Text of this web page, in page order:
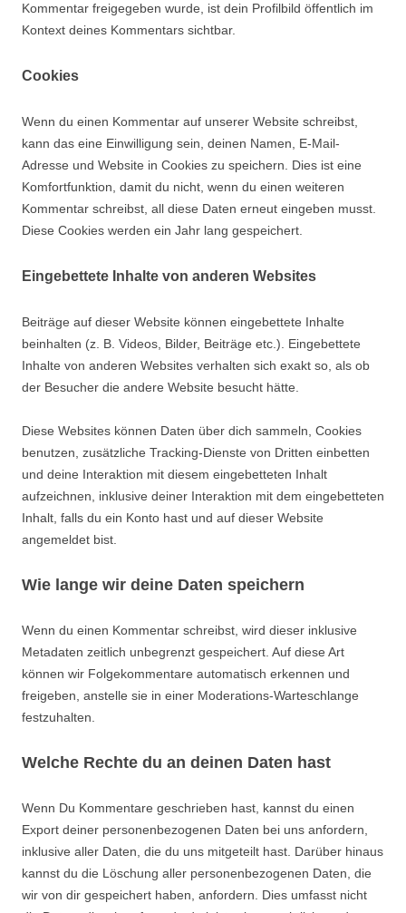
Kommentar freigegeben wurde, ist dein Profilbild öffentlich im
Kontext deines Kommentars sichtbar.
Cookies
Wenn du einen Kommentar auf unserer Website schreibst,
kann das eine Einwilligung sein, deinen Namen, E-Mail-
Adresse und Website in Cookies zu speichern. Dies ist eine
Komfortfunktion, damit du nicht, wenn du einen weiteren
Kommentar schreibst, all diese Daten erneut eingeben musst.
Diese Cookies werden ein Jahr lang gespeichert.
Eingebettete Inhalte von anderen Websites
Beiträge auf dieser Website können eingebettete Inhalte
beinhalten (z. B. Videos, Bilder, Beiträge etc.). Eingebettete
Inhalte von anderen Websites verhalten sich exakt so, als ob
der Besucher die andere Website besucht hätte.
Diese Websites können Daten über dich sammeln, Cookies
benutzen, zusätzliche Tracking-Dienste von Dritten einbetten
und deine Interaktion mit diesem eingebetteten Inhalt
aufzeichnen, inklusive deiner Interaktion mit dem eingebetteten
Inhalt, falls du ein Konto hast und auf dieser Website
angemeldet bist.
Wie lange wir deine Daten speichern
Wenn du einen Kommentar schreibst, wird dieser inklusive
Metadaten zeitlich unbegrenzt gespeichert. Auf diese Art
können wir Folgekommentare automatisch erkennen und
freigeben, anstelle sie in einer Moderations-Warteschlange
festzuhalten.
Welche Rechte du an deinen Daten hast
Wenn Du Kommentare geschrieben hast, kannst du einen
Export deiner personenbezogenen Daten bei uns anfordern,
inklusive aller Daten, die du uns mitgeteilt hast. Darüber hinaus
kannst du die Löschung aller personenbezogenen Daten, die
wir von dir gespeichert haben, anfordern. Dies umfasst nicht